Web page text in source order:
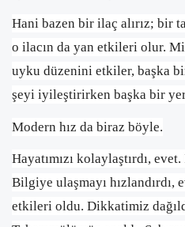
Hani bazen bir ilaç alırız; bir
o ilacın da yan etkileri olur.
uyku düzenini etkiler, başka
şeyi iyileştirirken başka bir
Modern hız da biraz böyle.
Hayatımızı kolaylaştırdı,
Bilgiye ulaşmayı hızlandırdı,
etkileri oldu. Dikkatimiz